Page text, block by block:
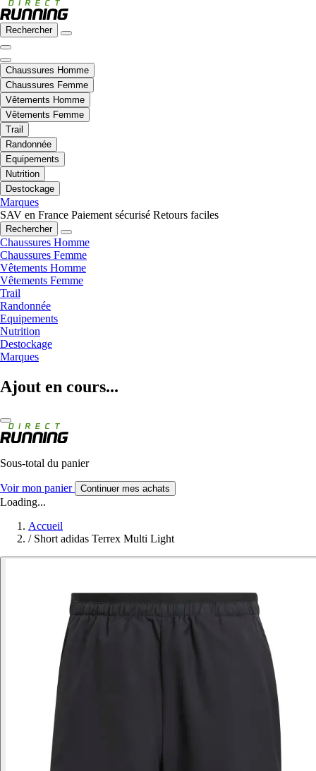
Rechercher
Chaussures Homme
Chaussures Femme
Vêtements Homme
Vêtements Femme
Trail
Randonnée
Equipements
Nutrition
Destockage
Marques
SAV en France Paiement sécurisé Retours faciles
Rechercher
Chaussures Homme
Chaussures Femme
Vêtements Homme
Vêtements Femme
Trail
Randonnée
Equipements
Nutrition
Destockage
Marques
Ajout en cours...
Sous-total du panier
Voir mon panier Continuer mes achats
Loading...
Accueil
/ Short adidas Terrex Multi Light